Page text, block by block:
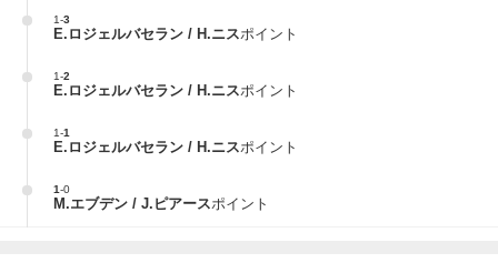
1-3
E.ロジェルバセラン / H.ニスポイント
1-2
E.ロジェルバセラン / H.ニスポイント
1-1
E.ロジェルバセラン / H.ニスポイント
1-0
M.エブデン / J.ピアースポイント